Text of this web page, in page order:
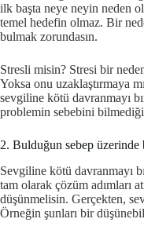
ilk başta neye neyin neden
temel hedefin olmaz. Bir
bulmak zorundasın.
Stresli misin? Stresi bir
Yoksa onu uzaklaştırmaya
sevgiline kötü davranmayı
problemin sebebini
2. Bulduğun sebep üzerinde
Sevgiline kötü davranmayı
tam olarak çözüm adımları
düşünmelisin. Gerçekten,
Örneğin şunları bir